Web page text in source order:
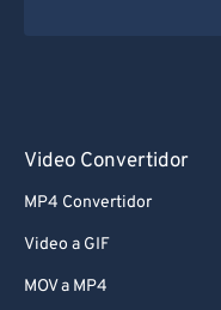
Video Convertidor
MP4 Convertidor
Video a GIF
MOV a MP4